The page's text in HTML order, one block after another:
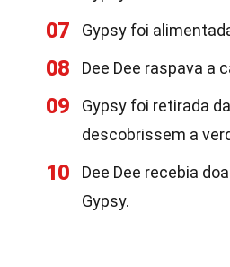
07 Gypsy foi
08 Dee Dee raspava a
09
Gypsy foi retirada
descobrissem a
10
Dee Dee recebia
Gypsy.